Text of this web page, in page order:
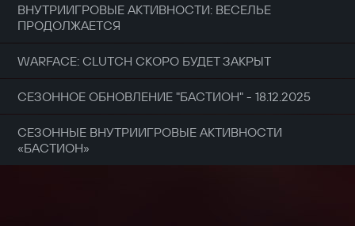
ВНУТРИИГРОВЫЕ АКТИВНОСТИ: ВЕСЕЛЬЕ
ПРОДОЛЖАЕТСЯ
WARFACE: CLUTCH СКОРО БУДЕТ ЗАКРЫТ
СЕЗОННОЕ ОБНОВЛЕНИЕ "БАСТИОН" - 18.12.2025
СЕЗОННЫЕ ВНУТРИИГРОВЫЕ АКТИВНОСТИ
«БАСТИОН»